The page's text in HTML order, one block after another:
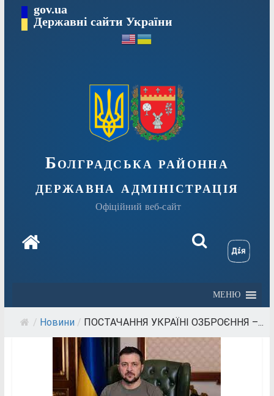
Перейтиgov.ua
Державні сайти України
Болградська районна
державна адміністрація
Офіційний веб-сайт
МЕНЮ
/ Новини / ПОСТАЧАННЯ УКРАЇНІ ОЗБРОЄННЯ –...